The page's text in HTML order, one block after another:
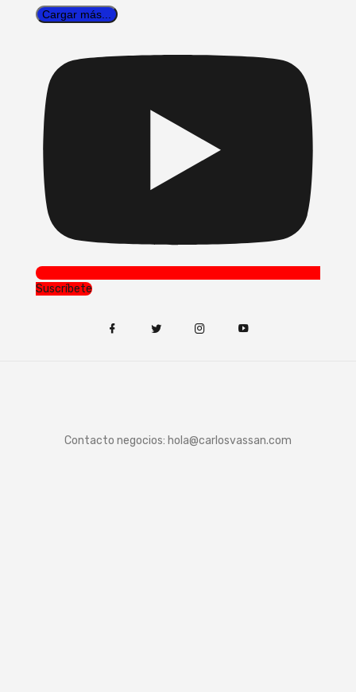
Cargar más...
Suscríbete
Contacto negocios: hola@carlosvassan.com